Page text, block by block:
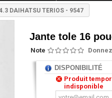
DAIHATSU TERIOS - 9547
Jante tole 16
Note
DISPONIBILITÉ
Produit
indisponible